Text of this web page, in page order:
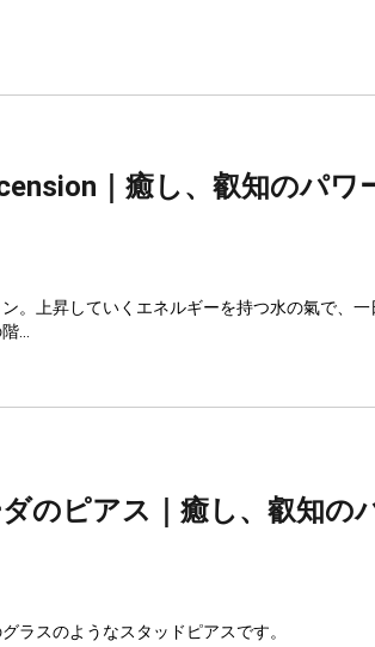
｜癒し、叡知のパワ
。上昇していくエネルギーを持つ水の氣で、
...
のピアス｜癒し、叡知の
ラスのようなスタッドピアスです。